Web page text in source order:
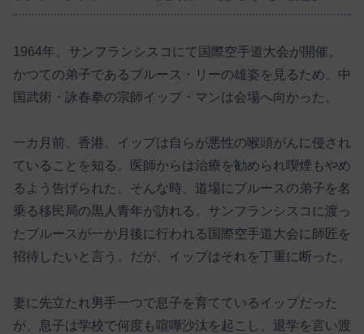
1964年、サンフランシスコにて国際空手道大会が開催。
かつての弟子であるブルース・リーの雄姿を見るため、中
国武術・詠春拳の宗師イップ・マンは会場へ向かった。
一カ月前、香港。イップは自らが悪性の喉頭がんに侵され
ていることを知る。医師からは治療を勧められ喫煙もやめ
るよう告げられた。そんな時、道場にブルースの弟子を名
乗る移民局の黒人青年が訪れる。サンフランシスコに渡っ
たブルースが一か月後に行われる国際空手道大会に師匠を
招待したいと言う。だが、イップはそれを丁重に断った。
妻に先立たれ男手一つで息子を育てているイップだった
が、息子は学校で何度も喧嘩沙汰を起こし、退学を言い渡